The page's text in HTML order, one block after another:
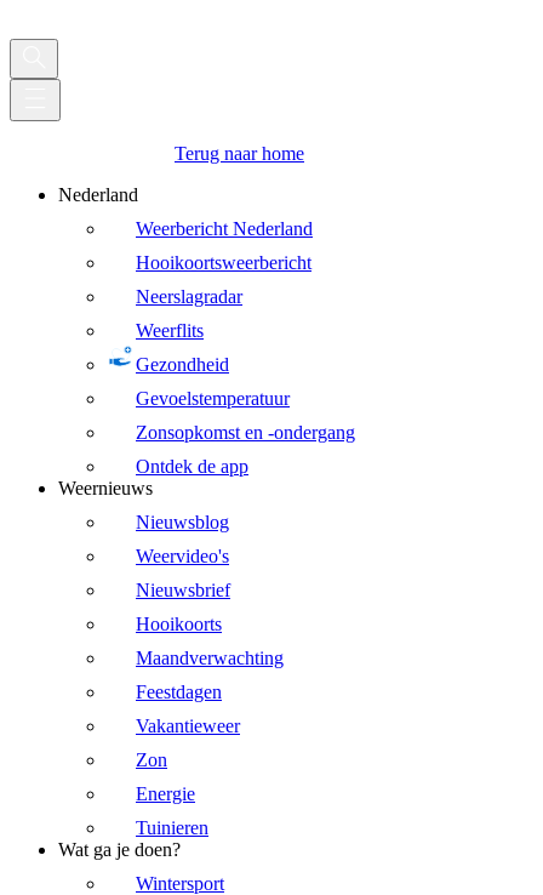
Terug naar home
Nederland
Weerbericht Nederland
Hooikoortsweerbericht
Neerslagradar
Weerflits
Gezondheid
Gevoelstemperatuur
Zonsopkomst en -ondergang
Ontdek de app
Weernieuws
Nieuwsblog
Weervideo's
Nieuwsbrief
Hooikoorts
Maandverwachting
Feestdagen
Vakantieweer
Zon
Energie
Tuinieren
Wat ga je doen?
Wintersport